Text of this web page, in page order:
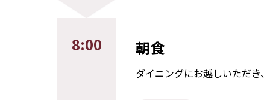
8:00 朝食
ダイニングにお越しいただき